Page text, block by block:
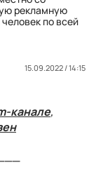
рекламную
по всей
15.09.2022 / 14:15
канале,